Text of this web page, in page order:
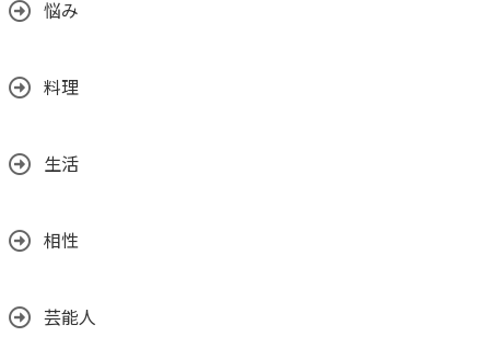
悩み
料理
生活
相性
芸能人